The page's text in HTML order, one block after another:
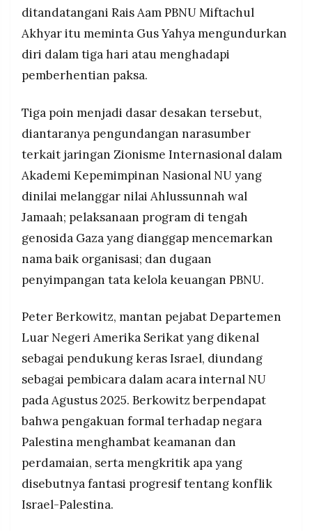
ditandatangani Rais Aam PBNU Miftachul
Akhyar itu meminta Gus Yahya mengundurkan
diri dalam tiga hari atau menghadapi
pemberhentian paksa.
Tiga poin menjadi dasar desakan tersebut,
diantaranya pengundangan narasumber
terkait jaringan Zionisme Internasional dalam
Akademi Kepemimpinan Nasional NU yang
dinilai melanggar nilai Ahlussunnah wal
Jamaah; pelaksanaan program di tengah
genosida Gaza yang dianggap mencemarkan
nama baik organisasi; dan dugaan
penyimpangan tata kelola keuangan PBNU.
Peter Berkowitz, mantan pejabat Departemen
Luar Negeri Amerika Serikat yang dikenal
sebagai pendukung keras Israel, diundang
sebagai pembicara dalam acara internal NU
pada Agustus 2025. Berkowitz berpendapat
bahwa pengakuan formal terhadap negara
Palestina menghambat keamanan dan
perdamaian, serta mengkritik apa yang
disebutnya fantasi progresif tentang konflik
Israel-Palestina.